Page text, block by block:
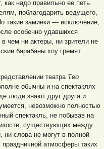
надо правильно ее петь.
поблагодарить ведущего,
такие заминки — исключение,
особенно удавшихся
в чем ни актеры, ни зрители не
барабаны хоу гремят
театра Тео
обычны и на спектаклях
люди знают друг друга и
невозможно полностью
спектакль, не побывав на
существующих между
ни слова не могут в полной
праздничной атмосферы таких